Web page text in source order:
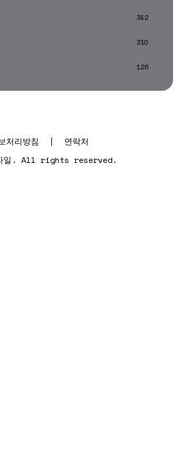
342
310
126
처리방침 |
연락처
일. All rights reserved.